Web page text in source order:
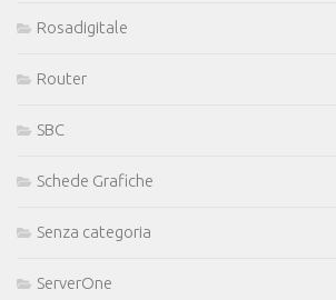
Rosadigitale
Router
SBC
Schede Grafiche
Senza categoria
ServerOne